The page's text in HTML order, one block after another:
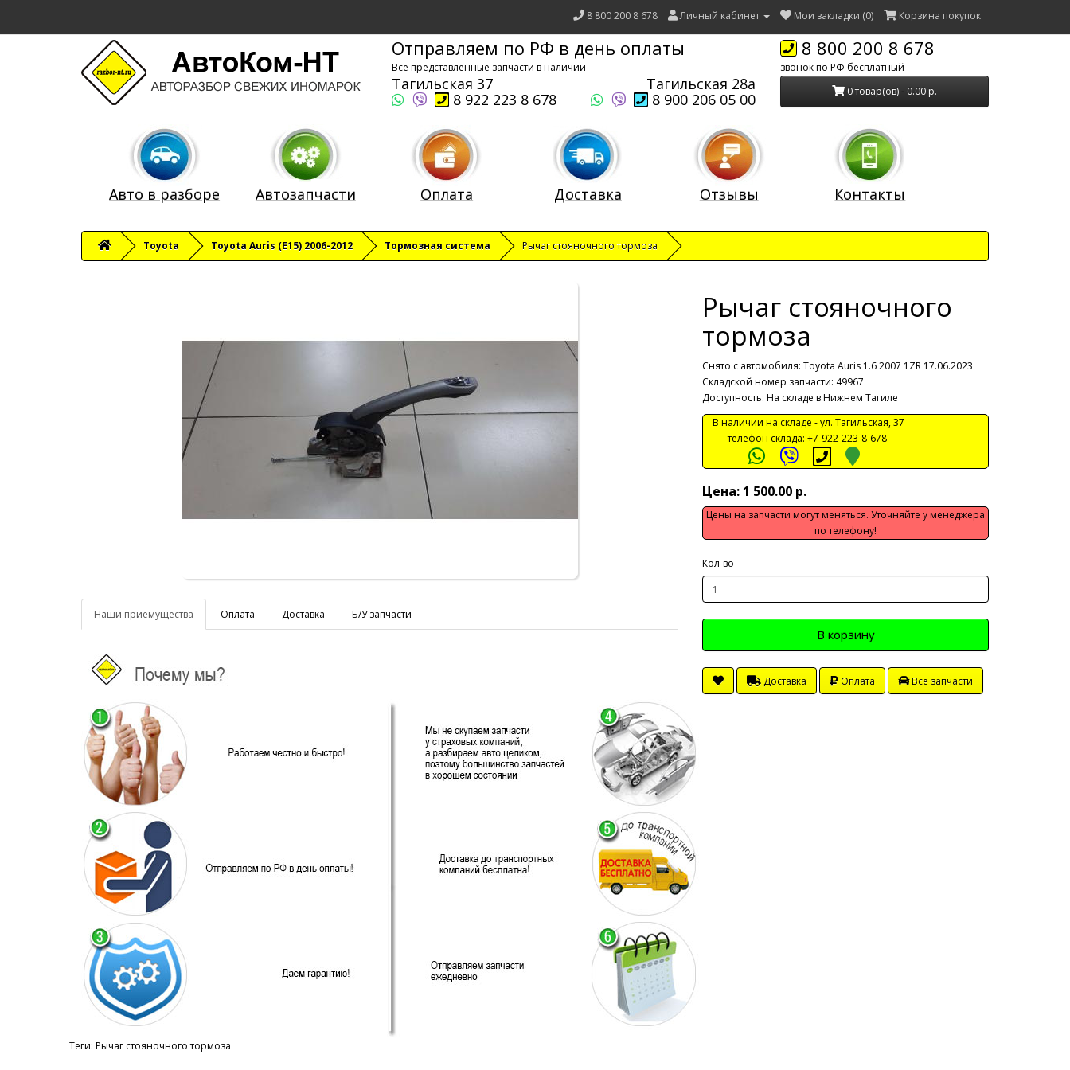
8 800 200 8 678 Личный кабинет Мои закладки (0) Корзина покупок
Отправляем по РФ в день оплаты
Все представленные запчасти в наличии
Тагильская 37
Тагильская 28а
8 922 223 8 678
8 900 206 05 00
8 800 200 8 678
звонок по РФ бесплатный
0 товар(ов) - 0.00 р.
Авто в разборе Автозапчасти Оплата Доставка Отзывы Контакты
Toyota Toyota Auris (E15) 2006-2012 Тормозная система Рычаг стояночного тормоза
Наши приемущества Оплата Доставка Б/У запчасти
Рычаг стояночного
тормоза
Снято с автомобиля: Toyota Auris 1.6 2007 1ZR 17.06.2023
Складской номер запчасти: 49967
Доступность: На складе в Нижнем Тагиле
В наличии на складе -ул. Тагильская, 37
телефон склада: +7-922-223-8-678
Цена: 1 500.00 р.
Цены на запчасти могут меняться. Уточняйте у менеджера
по телефону!
Кол-во
В корзину
Доставка Оплата Все запчасти
Теги: Рычаг стояночного тормоза